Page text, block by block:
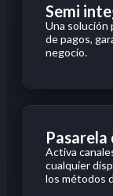
Semi
Una solución
de pagos,
negocio.
Pasarela
Activa
cualquier
los métodos